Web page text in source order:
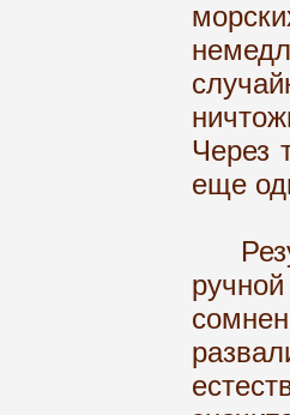
Через
еще